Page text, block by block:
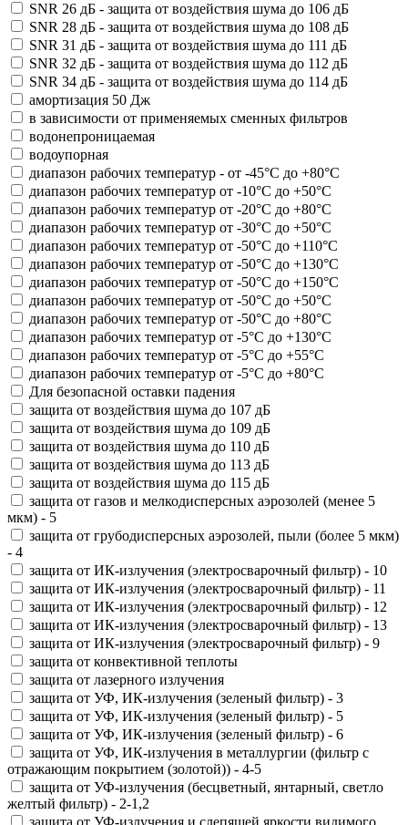
SNR 26 дБ - защита от воздействия шума до 106 дБ
SNR 28 дБ - защита от воздействия шума до 108 дБ
SNR 31 дБ - защита от воздействия шума до 111 дБ
SNR 32 дБ - защита от воздействия шума до 112 дБ
SNR 34 дБ - защита от воздействия шума до 114 дБ
амортизация 50 Дж
в зависимости от применяемых сменных фильтров
водонепроницаемая
водоупорная
диапазон рабочих температур - от -45°С до +80°С
диапазон рабочих температур от -10°С до +50°С
диапазон рабочих температур от -20°С до +80°С
диапазон рабочих температур от -30°С до +50°С
диапазон рабочих температур от -50°С до +110°С
диапазон рабочих температур от -50°С до +130°С
диапазон рабочих температур от -50°С до +150°С
диапазон рабочих температур от -50°С до +50°С
диапазон рабочих температур от -50°С до +80°С
диапазон рабочих температур от -5°С до +130°С
диапазон рабочих температур от -5°С до +55°С
диапазон рабочих температур от -5°С до +80°С
Для безопасной оставки падения
защита от воздействия шума до 107 дБ
защита от воздействия шума до 109 дБ
защита от воздействия шума до 110 дБ
защита от воздействия шума до 113 дБ
защита от воздействия шума до 115 дБ
защита от газов и мелкодисперсных аэрозолей (менее 5
мкм) - 5
защита от грубодисперсных аэрозолей, пыли (более 5 мкм)
- 4
защита от ИК-излучения (электросварочный фильтр) - 10
защита от ИК-излучения (электросварочный фильтр) - 11
защита от ИК-излучения (электросварочный фильтр) - 12
защита от ИК-излучения (электросварочный фильтр) - 13
защита от ИК-излучения (электросварочный фильтр) - 9
защита от конвективной теплоты
защита от лазерного излучения
защита от УФ, ИК-излучения (зеленый фильтр) - 3
защита от УФ, ИК-излучения (зеленый фильтр) - 5
защита от УФ, ИК-излучения (зеленый фильтр) - 6
защита от УФ, ИК-излучения в металлургии (фильтр с
отражающим покрытием (золотой)) - 4-5
защита от УФ-излучения (бесцветный, янтарный, светло
желтый фильтр) - 2-1,2
защита от УФ-излучения и слепящей яркости видимого